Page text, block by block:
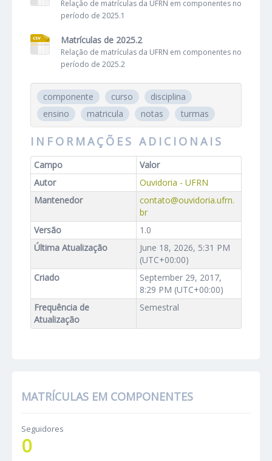
Relação de matrículas da UFRN em componentes no
período de 2025.1
Matrículas de 2025.2
Relação de matrículas da UFRN em componentes no
período de 2025.2
componente curso
disciplina
ensino
matricula notas turmas
INFORMAÇÕES ADICIONAIS
Campo
Valor
Autor
Ouvidoria - UFRN
Mantenedor
contato@ouvidoria.ufrn.
br
Versão
1.0
Última Atualização
June 18, 2026, 5:31 PM
(UTC+00:00)
Criado
September 29, 2017,
8:29 PM (UTC+00:00)
Frequência de
Atualização
Semestral
MATRÍCULAS EM COMPONENTES
Seguidores
0